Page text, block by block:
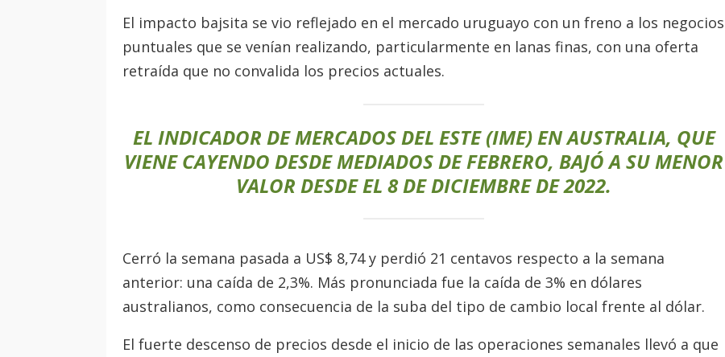
El impacto bajsita se vio reflejado en el mercado uruguayo con un freno a los negocios
puntuales que se venían realizando, particularmente en lanas finas, con una oferta
retraída que no convalida los precios actuales.
EL INDICADOR DE MERCADOS DEL ESTE (IME) EN AUSTRALIA, QUE
VIENE CAYENDO DESDE MEDIADOS DE FEBRERO, BAJÓ A SU MENOR
VALOR DESDE EL 8 DE DICIEMBRE DE 2022.
Cerró la semana pasada a US$ 8,74 y perdió 21 centavos respecto a la semana
anterior: una caída de 2,3%. Más pronunciada fue la caída de 3% en dólares
australianos, como consecuencia de la suba del tipo de cambio local frente al dólar.
El fuerte descenso de precios desde el inicio de las operaciones semanales llevó a que